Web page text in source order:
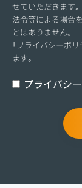
せていただきます
法令等による場合
とはありません。
「プライバシーポリ
ます。
プライバシ